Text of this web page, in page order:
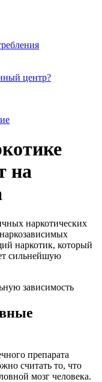
центр?
на
наркотических
наркотик, который
сильнейшую
препарата
считать то, что
мозг человека.